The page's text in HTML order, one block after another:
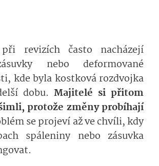
revizích často nacházejí
nebo deformované
kde byla kostková rozdvojka
dobu. Majitelé si přitom
protože změny probíhají
se projeví až ve chvíli, kdy
spáleniny nebo zásuvka